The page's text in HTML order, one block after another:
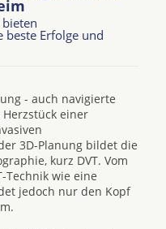
Erfolge und
- auch navigierte
einer
3D-Planung bildet die
kurz DVT. Vom
Technik wie eine
jedoch nur den Kopf